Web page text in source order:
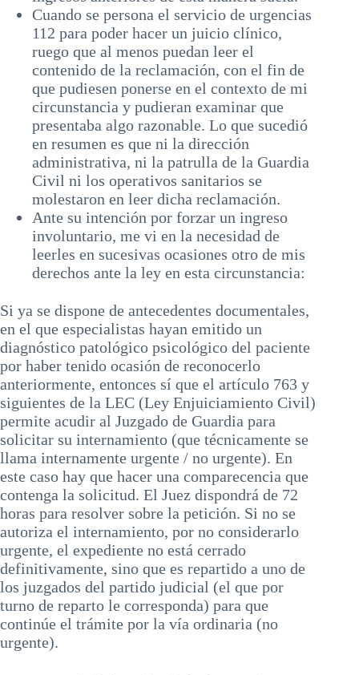
Cuando se persona el servicio de urgencias
112 para poder hacer un juicio clínico,
ruego que al menos puedan leer el
contenido de la reclamación, con el fin de
que pudiesen ponerse en el contexto de mi
circunstancia y pudieran examinar que
presentaba algo razonable. Lo que sucedió
en resumen es que ni la dirección
administrativa, ni la patrulla de la Guardia
Civil ni los operativos sanitarios se
molestaron en leer dicha reclamación.
Ante su intención por forzar un ingreso
involuntario, me vi en la necesidad de
leerles en sucesivas ocasiones otro de mis
derechos ante la ley en esta circunstancia:
Si ya se dispone de antecedentes documentales,
en el que especialistas hayan emitido un
diagnóstico patológico psicológico del paciente
por haber tenido ocasión de reconocerlo
anteriormente, entonces sí que el artículo 763 y
siguientes de la LEC (Ley Enjuiciamiento Civil)
permite acudir al Juzgado de Guardia para
solicitar su internamiento (que técnicamente se
llama internamente urgente / no urgente). En
este caso hay que hacer una comparecencia que
contenga la solicitud. El Juez dispondrá de 72
horas para resolver sobre la petición. Si no se
autoriza el internamiento, por no considerarlo
urgente, el expediente no está cerrado
definitivamente, sino que es repartido a uno de
los juzgados del partido judicial (el que por
turno de reparto le corresponda) para que
continúe el trámite por la vía ordinaria (no
urgente).